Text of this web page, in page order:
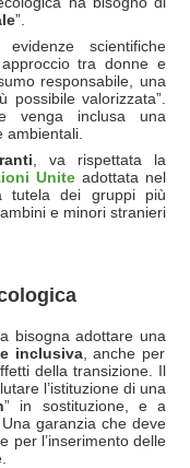
”.
evidenze scientifiche
tra donne e
responsabile, una
possibile valorizzata”.
venga inclusa una
ambientali.
, va rispettata la
Unite adottata nel
tutela dei gruppi più
e minori stranieri
bisogna adottare una
inclusiva, anche per
della transizione. Il
l’istituzione di una
” in sostituzione, e a
garanzia che deve
per l’inserimento delle